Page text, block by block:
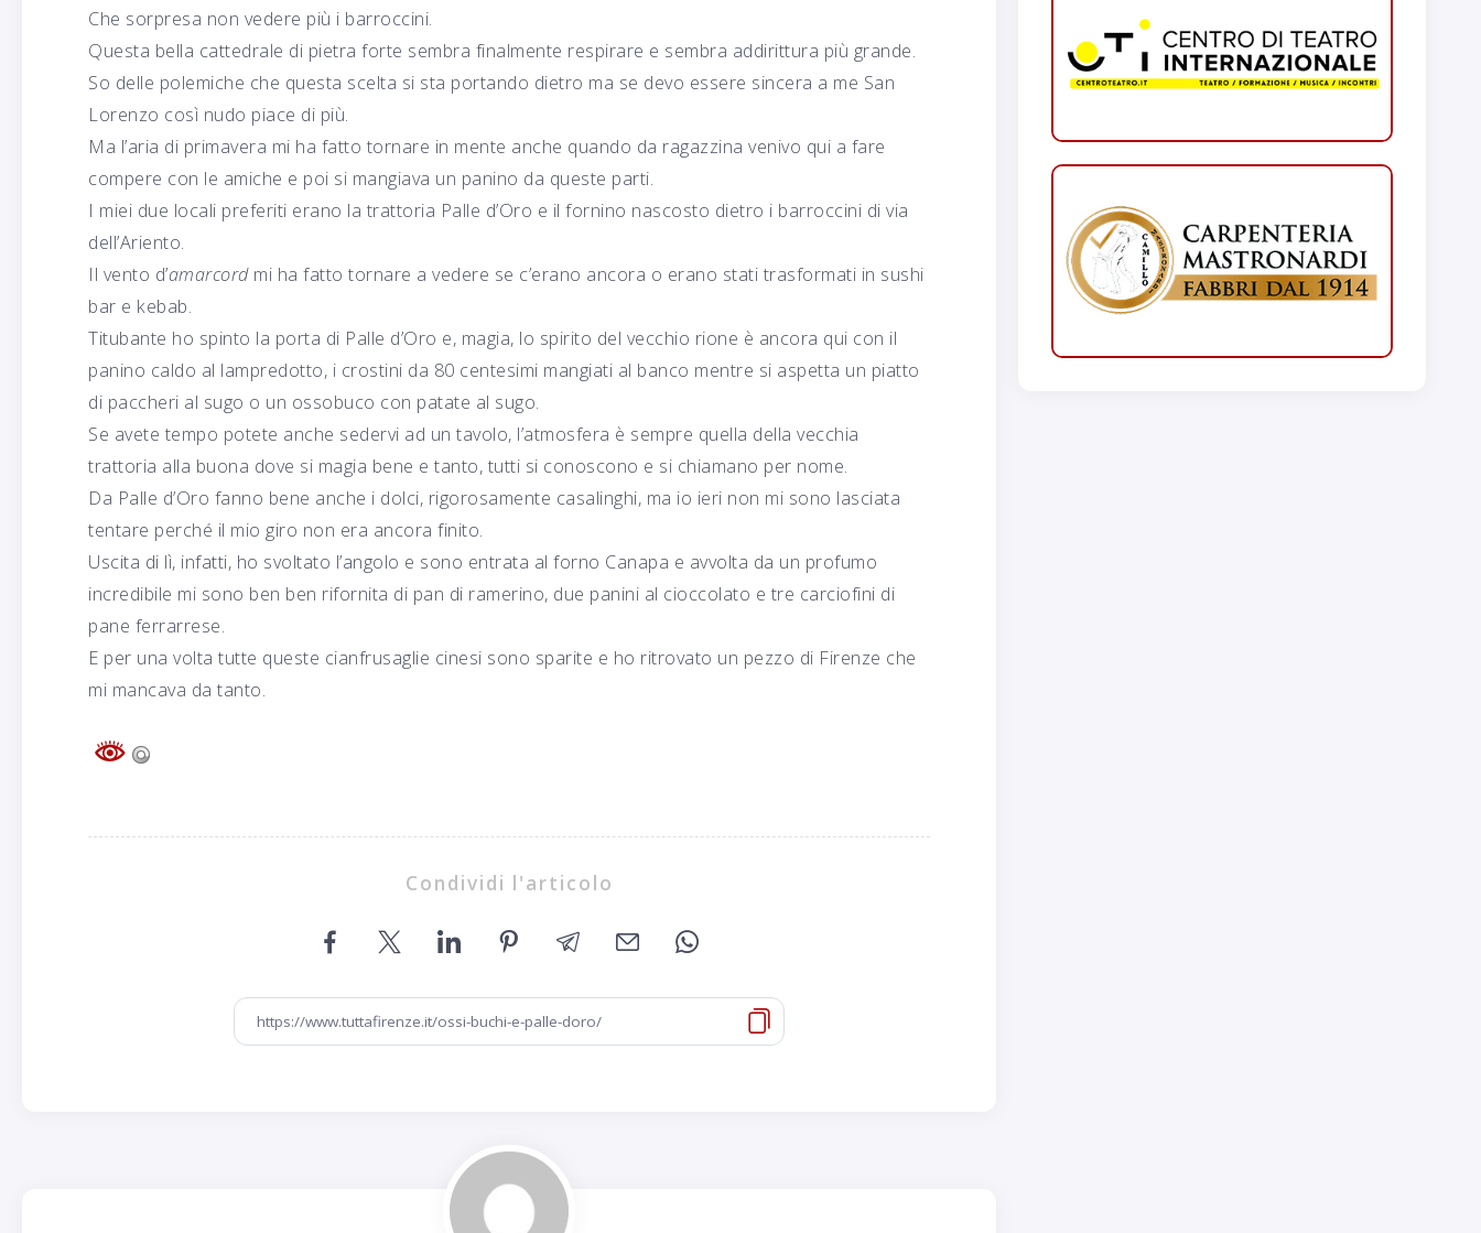
Che sorpresa non vedere più i barroccini.
Questa bella cattedrale di pietra forte sembra finalmente respirare e sembra addirittura più grande.
So delle polemiche che questa scelta si sta portando dietro ma se devo essere sincera a me San
Lorenzo così nudo piace di più.
Ma l’aria di primavera mi ha fatto tornare in mente anche quando da ragazzina venivo qui a fare
compere con le amiche e poi si mangiava un panino da queste parti.
I miei due locali preferiti erano la trattoria Palle d’Oro e il fornino nascosto dietro i barroccini di via
dell’Ariento.
Il vento d’amarcordmi ha fatto tornare a vedere se c’erano ancora o erano stati trasformati in sushi
bar e kebab.
Titubante ho spinto la porta di Palle d’Oro e, magia, lo spirito del vecchio rione è ancora qui con il
panino caldo al lampredotto, i crostini da 80 centesimi mangiati al banco mentre si aspetta un piatto
di paccheri al sugo o un ossobuco con patate al sugo.
Se avete tempo potete anche sedervi ad un tavolo, l’atmosfera è sempre quella della vecchia
trattoria alla buona dove si magia bene e tanto, tutti si conoscono e si chiamano per nome.
Da Palle d’Oro fanno bene anche i dolci, rigorosamente casalinghi, ma io ieri non mi sono lasciata
tentare perché il mio giro non era ancora finito.
Uscita di lì, infatti, ho svoltato l’angolo e sono entrata al forno Canapa e avvolta da un profumo
incredibile mi sono ben ben rifornita di pan di ramerino, due panini al cioccolato e tre carciofini di
pane ferrarrese.
E per una volta tutte queste cianfrusaglie cinesi sono sparite e ho ritrovato un pezzo di Firenze che
mi mancava da tanto.
Condividi l'articolo